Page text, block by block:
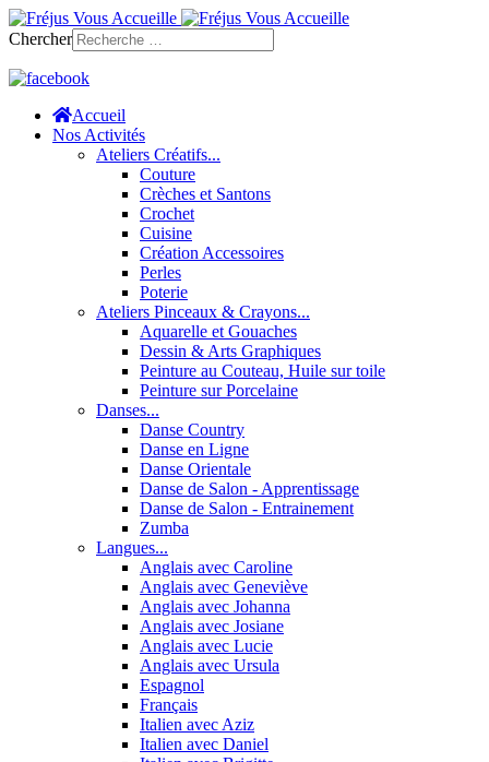
Chercher
Accueil
Nos Activités
Ateliers Créatifs...
Couture
Crèches et Santons
Crochet
Cuisine
Création Accessoires
Perles
Poterie
Ateliers Pinceaux & Crayons...
Aquarelle et Gouaches
Dessin & Arts Graphiques
Peinture au Couteau, Huile sur toile
Peinture sur Porcelaine
Danses...
Danse Country
Danse en Ligne
Danse Orientale
Danse de Salon - Apprentissage
Danse de Salon - Entrainement
Zumba
Langues...
Anglais avec Caroline
Anglais avec Geneviève
Anglais avec Johanna
Anglais avec Josiane
Anglais avec Lucie
Anglais avec Ursula
Espagnol
Français
Italien avec Aziz
Italien avec Daniel